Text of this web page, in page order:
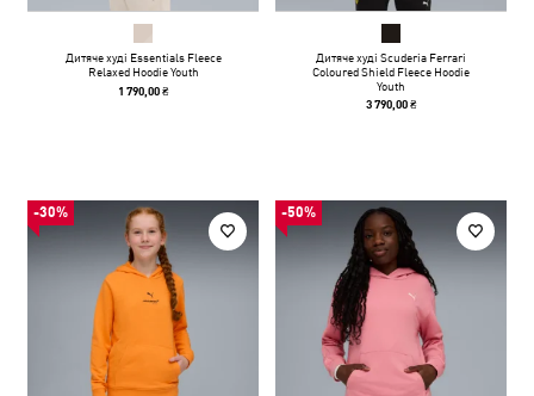
Дитяче худі Essentials Fleece
Relaxed Hoodie Youth
1 790,00 ₴
Дитяче худі Scuderia Ferrari
Coloured Shield Fleece Hoodie
Youth
3 790,00 ₴
-30% -50%